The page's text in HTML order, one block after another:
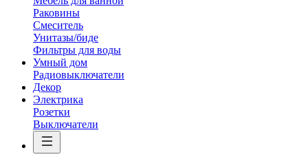
Раковины
Смеситель
Унитазы/биде
Фильтры для воды
Умный дом
Радиовыключатели
Декор
Электрика
Розетки
Выключатели